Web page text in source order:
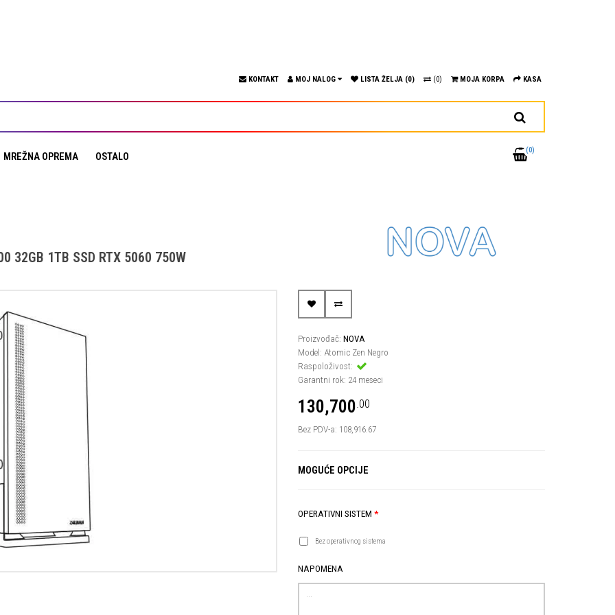
KONTAKT MOJ NALOG LISTA ŽELJA (0) (0) MOJA KORPA KASA
MREŽNA OPREMA OSTALO
(0)
32GB 1TB SSD RTX 5060 750W
Proizvođač: NOVA
Model: Atomic Zen Negro
Raspoloživost:
Garantni rok: 24 meseci
130,700.00
Bez PDV-a: 108,916.67
MOGUĆE OPCIJE
OPERATIVNI SISTEM
Bez operativnog sistema
NAPOMENA